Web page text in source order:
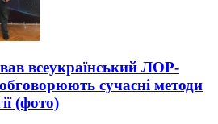
всеукраїнський ЛОР-
сучасні методи
(фото)